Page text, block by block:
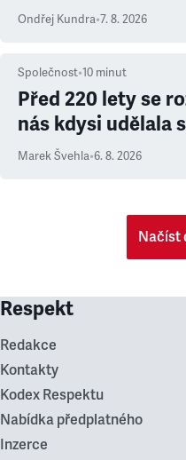
Ondřej Kundra•7. 8. 2026
Společnost•10 minut
Před 220 lety se
nás kdysi udělala
Marek Švehla•6. 8. 2026
Načíst
Respekt
Redakce
Kontakty
Kodex Respektu
Nabídka předplatného
Inzerce